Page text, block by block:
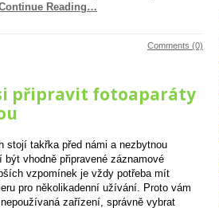
Reading…
Comments (0)
připravit fotoaparáty
stojí takřka před námi a nezbytnou
vhodně připravené záznamové
vzpomínek je vždy potřeba mít
pro několikadenní užívání. Proto vám
zařízení, správně vybrat